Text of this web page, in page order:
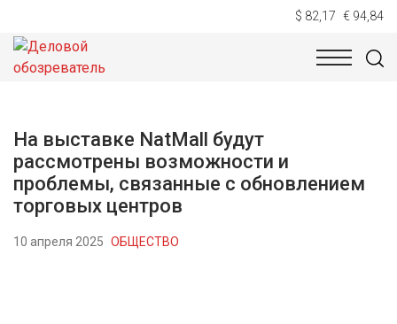
$ 82,17 € 94,84
НОВОСТИ
На выставке NatMall будут
рассмотрены возможности и
проблемы, связанные с обновлением
торговых центров
10 апреля 2025 ОБЩЕСТВО